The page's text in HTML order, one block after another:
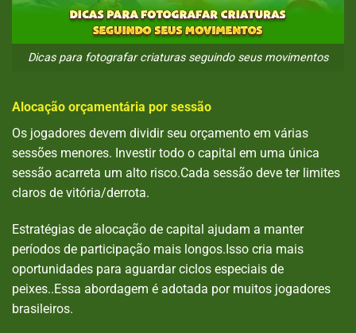
Dicas para fotografar criaturas seguindo seus movimentos
Alocação orçamentária por sessão
Os jogadores devem dividir seu orçamento em várias
sessões menores. Investir todo o capital em uma única
sessão acarreta um alto risco.Cada sessão deve ter limites
claros de vitória/derrota.
Estratégias de alocação de capital ajudam a manter
períodos de participação mais longos.Isso cria mais
oportunidades para aguardar ciclos especiais de
peixes..Essa abordagem é adotada por muitos jogadores
brasileiros.